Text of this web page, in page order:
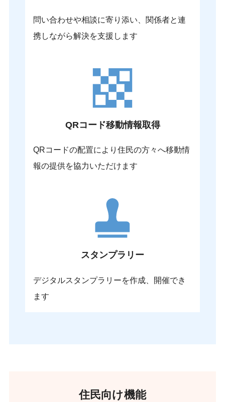
問い合わせや相談に寄り添い、関係者と連
携しながら解決を支援します
QRコード移動情報取得
QRコードの配置により住民の方々へ移動情
報の提供を協力いただけます
スタンプラリー
デジタルスタンプラリーを作成、開催でき
ます
住民向け機能